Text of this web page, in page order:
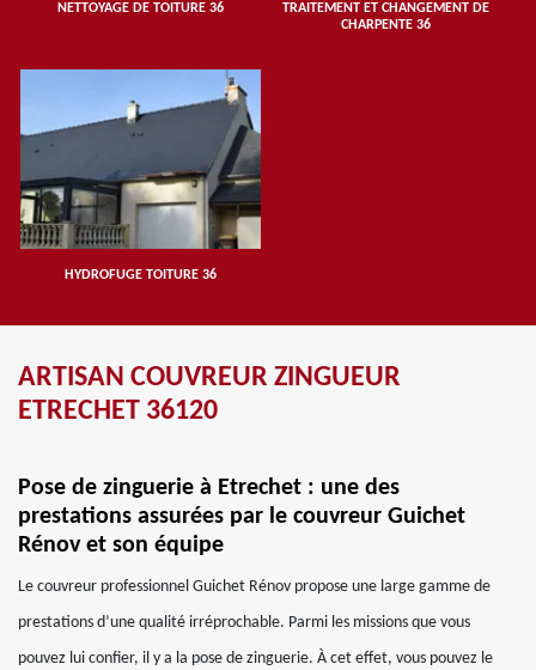
NETTOYAGE DE TOITURE 36
TRAITEMENT ET CHANGEMENT DE
CHARPENTE 36
HYDROFUGE TOITURE 36
ARTISAN COUVREUR ZINGUEUR
ETRECHET 36120
Pose de zinguerie à Etrechet : une des
prestations assurées par le couvreur Guichet
Rénov et son équipe
Le couvreur professionnel Guichet Rénov propose une large gamme de
prestations d’une qualité irréprochable. Parmi les missions que vous
pouvez lui confier, il y a la pose de zinguerie. À cet effet, vous pouvez le